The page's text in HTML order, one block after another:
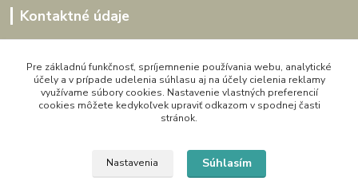
Kontaktné údaje
0907864188
pon. - pia. 9,00 do 16,00h
artwood.nelly@gmail.com
Pre základnú funkčnosť, spríjemnenie používania webu, analytické
účely a v prípade udelenia súhlasu aj na účely cielenia reklamy
využívame súbory cookies. Nastavenie vlastných preferencií
cookies môžete kedykoľvek upraviť odkazom v spodnej časti
stránok.
Nastavenia Súhlasím